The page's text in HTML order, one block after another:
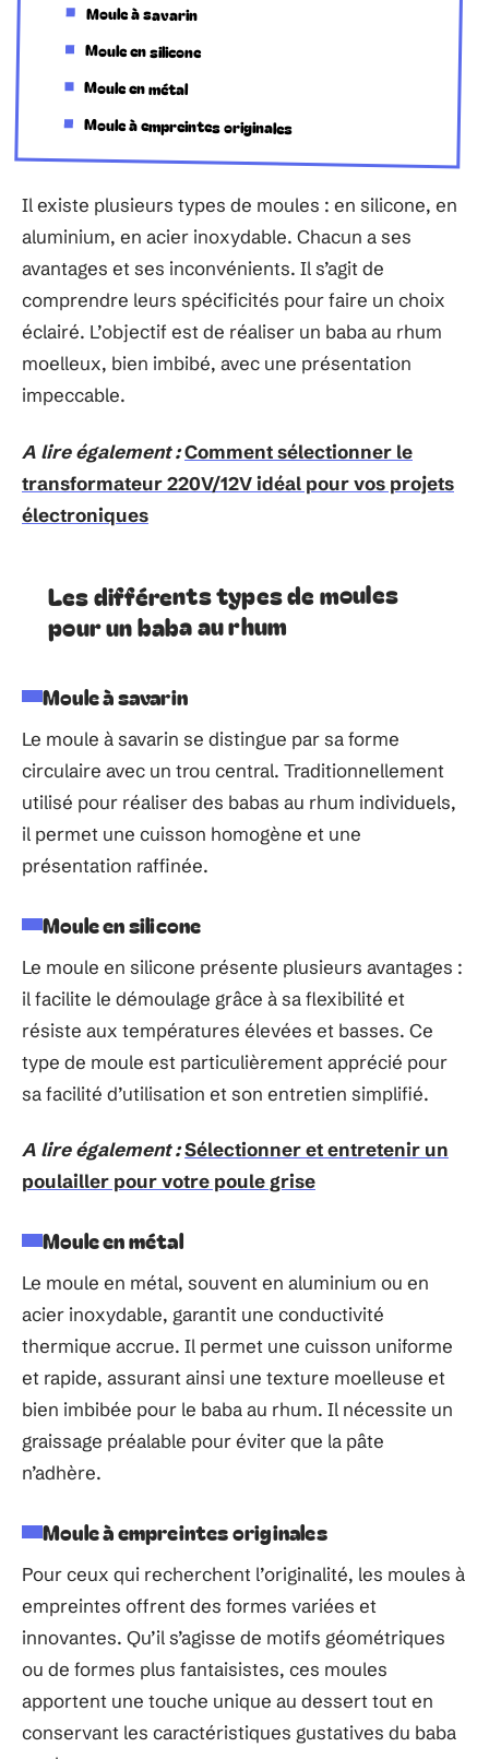
Moule à savarin
Moule en silicone
Moule en métal
Moule à empreintes originales
Il existe plusieurs types de moules : en silicone, en
aluminium, en acier inoxydable. Chacun a ses
avantages et ses inconvénients. Il s’agit de
comprendre leurs spécificités pour faire un choix
éclairé. L’objectif est de réaliser un baba au rhum
moelleux, bien imbibé, avec une présentation
impeccable.
A lire également :Comment sélectionner le
transformateur 220V/12V idéal pour vos projets
électroniques
Les différents types de moules
pour un baba au rhum
Moule à savarin
Le moule à savarin se distingue par sa forme
circulaire avec un trou central. Traditionnellement
utilisé pour réaliser des babas au rhum individuels,
il permet une cuisson homogène et une
présentation raffinée.
Moule en silicone
Le moule en silicone présente plusieurs avantages :
il facilite le démoulage grâce à sa flexibilité et
résiste aux températures élevées et basses. Ce
type de moule est particulièrement apprécié pour
sa facilité d’utilisation et son entretien simplifié.
A lire également :Sélectionner et entretenir un
poulailler pour votre poule grise
Moule en métal
Le moule en métal, souvent en aluminium ou en
acier inoxydable, garantit une conductivité
thermique accrue. Il permet une cuisson uniforme
et rapide, assurant ainsi une texture moelleuse et
bien imbibée pour le baba au rhum. Il nécessite un
graissage préalable pour éviter que la pâte
n’adhère.
Moule à empreintes originales
Pour ceux qui recherchent l’originalité, les moules à
empreintes offrent des formes variées et
innovantes. Qu’il s’agisse de motifs géométriques
ou de formes plus fantaisistes, ces moules
apportent une touche unique au dessert tout en
conservant les caractéristiques gustatives du baba